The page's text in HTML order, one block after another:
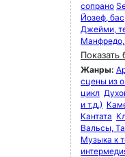
сопрано
Йозеф, бас
Джейми,
Манфредо,
Показать
Жанры:
сцены из
цикл
и т.д.)
Кантата
Вальсы,
Музыка к